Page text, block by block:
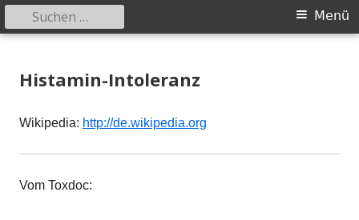
zum
Gesundheit
Primäres
Menü
Suchen
nach:
Histamin-Intoleranz
Wikipedia: http://de.wikipedia.org
Vom Toxdoc: